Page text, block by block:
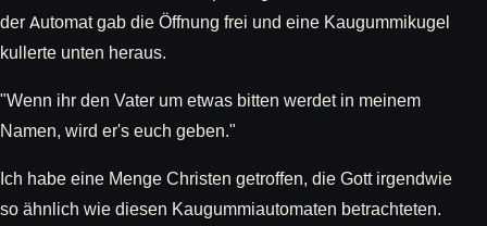
der Automat gab die Öffnung frei und eine Kaugummikugel
kullerte unten heraus.
"Wenn ihr den Vater um etwas bitten werdet in meinem
Namen, wird er's euch geben."
Ich habe eine Menge Christen getroffen, die Gott irgendwie
so ähnlich wie diesen Kaugummiautomaten betrachteten.